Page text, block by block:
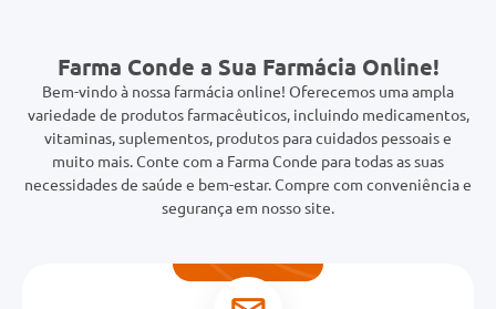
Farma Conde a Sua Farmácia Online!
Bem-vindo à nossa farmácia online! Oferecemos uma ampla
variedade de produtos farmacêuticos, incluindo medicamentos,
vitaminas, suplementos, produtos para cuidados pessoais e
muito mais. Conte com a Farma Conde para todas as suas
necessidades de saúde e bem-estar. Compre com conveniência e
segurança em nosso site.